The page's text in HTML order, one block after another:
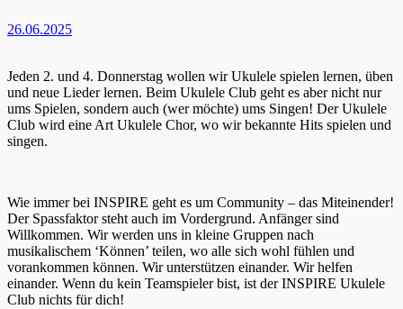
26.06.2025
Jeden 2. und 4. Donnerstag wollen wir Ukulele spielen lernen, üben
und neue Lieder lernen. Beim Ukulele Club geht es aber nicht nur
ums Spielen, sondern auch (wer möchte) ums Singen! Der Ukulele
Club wird eine Art Ukulele Chor, wo wir bekannte Hits spielen und
singen.
Wie immer bei INSPIRE geht es um Community – das Miteinender!
Der Spassfaktor steht auch im Vordergrund. Anfänger sind
Willkommen. Wir werden uns in kleine Gruppen nach
musikalischem ‘Können’ teilen, wo alle sich wohl fühlen und
vorankommen können. Wir unterstützen einander. Wir helfen
einander. Wenn du kein Teamspieler bist, ist der INSPIRE Ukulele
Club nichts für dich!